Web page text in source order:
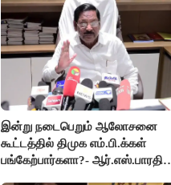
இன்று நடைபெறும் ஆலோசனை
கூட்டத்தில் திமுக எம்.பி.க்கள்
பங்கேற்பார்களா?- ஆர்.எஸ்.பாரதி